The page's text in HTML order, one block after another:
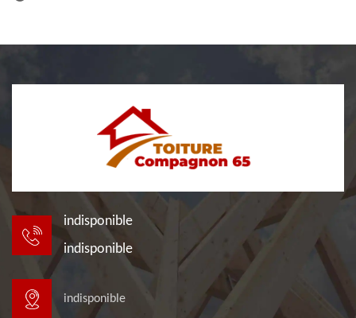
indisponible
indisponible
indisponible